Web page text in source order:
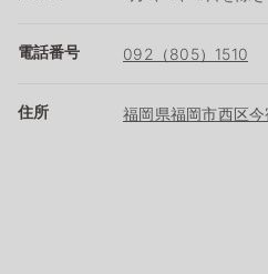
電話番号 092（805）1510
住所 福岡県福岡市西区